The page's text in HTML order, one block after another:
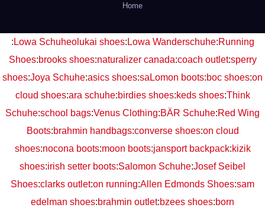
Home
: Lowa Schuheolukai shoes: Lowa Wanderschuhe:Running
Shoes:brooks shoes:naturalizer canada:coach outlet:sperry
shoes:Joya Schuhe:asics shoes:saLomon boots:boc shoes:on
cloud shoes:ara schuhe:birdies shoes:keds shoes:Think
Schuhe:school bags:Venus Clothing:BÄR Schuhe:Red Wing
Boots:brahmin handbags:converse shoes:on cloud
shoes:nocona boots:moon boots:jansport backpack:kizik
shoes:irish setter boots:Salomon Schuhe:Josef Seibel
Shoes:clarks outlet:on running:Allen Edmonds Shoes:sam
edelman shoes:brahmin outlet:bzees shoes:born